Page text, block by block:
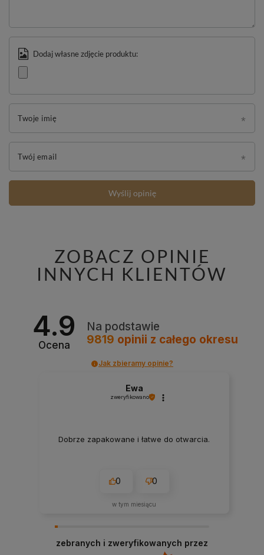
Dodaj własne zdjęcie produktu:
Twoje imię
Twój email
Wyślij opinię
ZOBACZ OPINIE
INNYCH KLIENTÓW
4.9
Ocena
Na podstawie
9819 opinii z całego okresu
Jak zbieramy opinie?
Ewa
zweryfikowano
Dobrze zapakowane i łatwe do otwarcia.
0 0
w tym miesiącu
zebranych i zweryfikowanych przez